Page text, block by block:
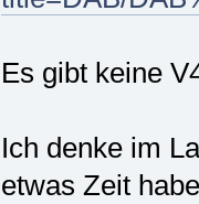
Es gibt keine
Ich denke im
etwas Zeit